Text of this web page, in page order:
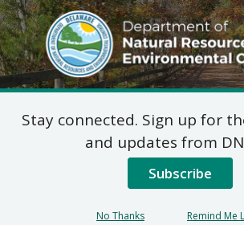
DNREC Menu
Notificación de
Negociaciones
Acuerdo de
Stay connected. Sign up for
and updates from
Subscribe
No Thanks Remind Me